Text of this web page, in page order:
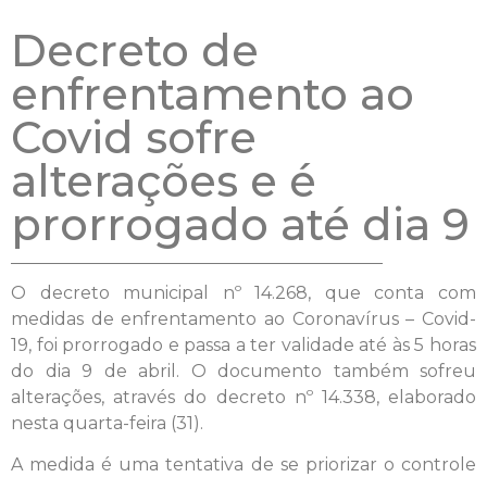
Decreto de
enfrentamento ao
Covid sofre
alterações e é
prorrogado até dia 9
O decreto municipal nº 14.268, que conta com
medidas de enfrentamento ao Coronavírus – Covid-
19, foi prorrogado e passa a ter validade até às 5 horas
do dia 9 de abril. O documento também sofreu
alterações, através do decreto nº 14.338, elaborado
nesta quarta-feira (31).
A medida é uma tentativa de se priorizar o controle